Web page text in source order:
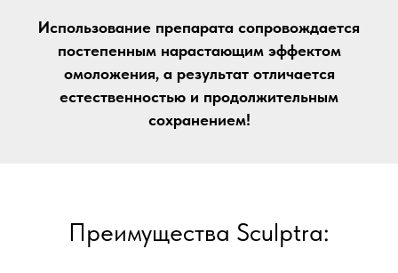
Использование препарата сопровождается
постепенным нарастающим эффектом
омоложения, а результат отличается
естественностью и продолжительным
сохранением!
Преимущества Sculptrа: